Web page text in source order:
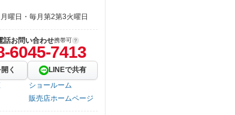
曜日・毎月第2第3火曜日
話お問い合わせ携帯可
6045-7413
く
LINEで共有
ショールーム
販売店ホームページ